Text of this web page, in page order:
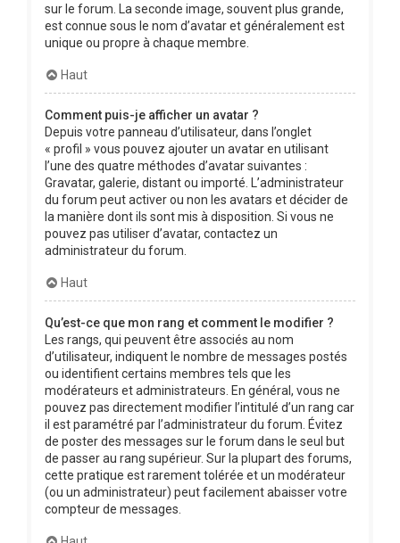
sur le forum. La seconde image, souvent plus grande,
est connue sous le nom d’avatar et généralement est
unique ou propre à chaque membre.
Haut
Comment puis-je afficher un avatar ?
Depuis votre panneau d’utilisateur, dans l’onglet
« profil » vous pouvez ajouter un avatar en utilisant
l’une des quatre méthodes d’avatar suivantes :
Gravatar, galerie, distant ou importé. L’administrateur
du forum peut activer ou non les avatars et décider de
la manière dont ils sont mis à disposition. Si vous ne
pouvez pas utiliser d’avatar, contactez un
administrateur du forum.
Haut
Qu’est-ce que mon rang et comment le modifier ?
Les rangs, qui peuvent être associés au nom
d’utilisateur, indiquent le nombre de messages postés
ou identifient certains membres tels que les
modérateurs et administrateurs. En général, vous ne
pouvez pas directement modifier l’intitulé d’un rang car
il est paramétré par l’administrateur du forum. Évitez
de poster des messages sur le forum dans le seul but
de passer au rang supérieur. Sur la plupart des forums,
cette pratique est rarement tolérée et un modérateur
(ou un administrateur) peut facilement abaisser votre
compteur de messages.